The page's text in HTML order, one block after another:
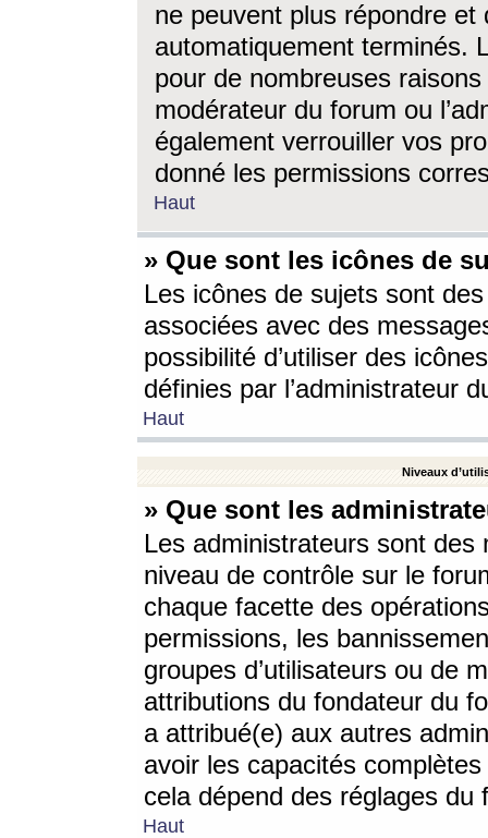
ne peuvent plus répondre
automatiquement terminés.
pour de nombreuses
modérateur du forum ou
également verrouiller vos
donné les permissions
Haut
» Que sont les icônes de
Les icônes de sujets sont
associées avec des
possibilité d’utiliser des
définies par l’administrateur
Haut
Niveaux
» Que sont les
Les administrateurs sont
niveau de contrôle sur le
chaque facette des
permissions, les
groupes d’utilisateurs ou de
attributions du fondateur du
a attribué(e) aux autres
avoir les capacités
cela dépend des réglages du
Haut